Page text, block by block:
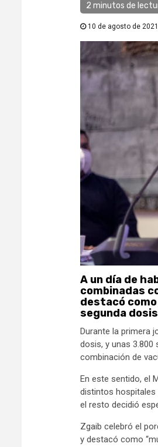
2 minutos de
10 de agosto de 2021
A un día de
combinadas
destacó como
segunda
Durante la primera
dosis, y unas
combinación de
En este sentido, el
distintos hospitales
el resto decidió
Zgaib celebró el
y destacó como